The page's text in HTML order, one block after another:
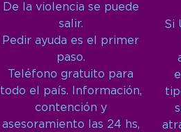
De la violencia se puede
salir.
Pedir ayuda es el primer
paso.
Teléfono gratuito para
todo el país. Información,
contención y
asesoramiento las 24 hs,
Si